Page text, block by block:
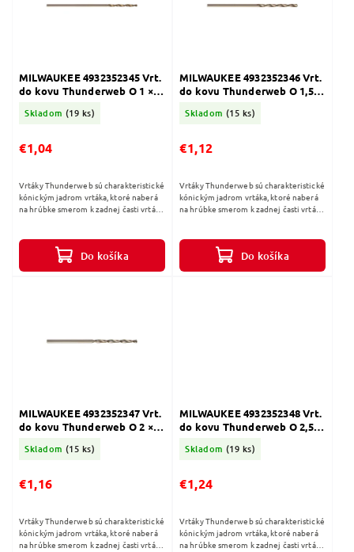
MILWAUKEE 4932352345 Vrt.
do kovu Thunderweb O 1 ×
Skladom (19 ks)
€1,04
Do košíka
Vrtáky Thunderweb sú charakteristické
kónickým jadrom vrtáka, ktoré naberá
na hrúbke smerom k zadnej časti vrtáka.
MILWAUKEE 4932352346 Vrt.
do kovu Thunderweb O 1,5 ×
Skladom (15 ks)
€1,12
Do košíka
Vrtáky Thunderweb sú charakteristické
kónickým jadrom vrtáka, ktoré naberá
na hrúbke smerom k zadnej časti vrtáka.
MILWAUKEE 4932352347 Vrt.
do kovu Thunderweb O 2 ×
Skladom (15 ks)
€1,16
Vrtáky Thunderweb sú charakteristické
kónickým jadrom vrtáka, ktoré naberá
na hrúbke smerom k zadnej časti vrtáka.
MILWAUKEE 4932352348 Vrt.
do kovu Thunderweb O 2,5 ×
Skladom (19 ks)
€1,24
Vrtáky Thunderweb sú charakteristické
kónickým jadrom vrtáka, ktoré naberá
na hrúbke smerom k zadnej časti vrtáka.